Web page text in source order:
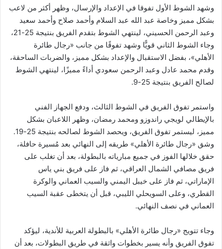
وشهد الشوط الأول تفوقا في الإعداد والإرسال، وظهر أكثر من لاعب
بشكل مميز وخاصة عبد الله عبد السلام وأحمد صلاح وأحمد سعيد
وعبد الرحمن الحسيني، لينتهي الشوط بتقدم الفريق بنتيجة 25-21،
وجاء الشوط الثاني قويًّا وشهد تفوقًا من جانب «رجال طائرة
الأهلي»، بفضل الاستقبال والإعداد بشكل مميز، والضربات الساحقة،
وقدم محمد عادل وعبد الرحمن سعودي أداءً مميزًا، لينتهي الشوط
لصالح الفريق بنتيجة 25-9.
واستمر تفوق الفريق في الشوط الثالث، ودفع الجهاز الفني
بالإيطالي لويجي راندوزو ومحمد رمضان، وظهر اللاعبان بشكل
مميز، ليستمر تفوق الفريق، ويحصد الشوط لصالحه بنتيجة 25-19.
وشق «رجال طائرة الأهلي» طريقه إلى النهائي بعد مُسيرة حافلة،
حقق خلالها الفوز في جميع مبارياته بالبطولة، بعد أن تغلب على
فريق مصافي الشمال العراقي، ثم فاز على فريق بني ياس
الإماراتي، ثم فاز على خيبل اليمني والسيب العماني والوكرة
القطري، وعلى السويحلي الليبي، قبل أن يتخطى عقبة السيب
العماني في نصف النهائي.
وجاء تتويج «رجال طائرة الأهلي» بالبطولة العربية للأندية، ليؤكد
تفوق الفريق وأنه يسير بخطوات واثقة في طريق البطولات، بعد أن